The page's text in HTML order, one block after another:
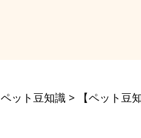
ペット豆知識 > 【ペット豆